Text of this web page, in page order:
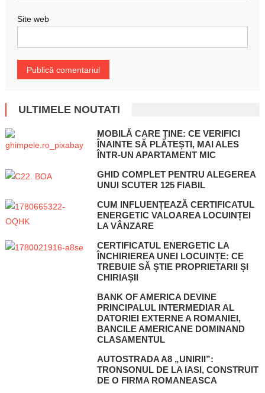
Site web
ULTIMELE NOUTATI
MOBILĂ CARE ȚINE: CE VERIFICI
ÎNAINTE SĂ PLĂTEȘTI, MAI ALES
ÎNTR-UN APARTAMENT MIC
GHID COMPLET PENTRU ALEGEREA
UNUI SCUTER 125 FIABIL
CUM INFLUENȚEAZĂ CERTIFICATUL
ENERGETIC VALOAREA LOCUINȚEI
LA VÂNZARE
CERTIFICATUL ENERGETIC LA
ÎNCHIRIEREA UNEI LOCUINȚE: CE
TREBUIE SĂ ȘTIE PROPRIETARII ȘI
CHIRIAȘII
BANK OF AMERICA DEVINE
PRINCIPALUL INTERMEDIAR AL
DATORIEI EXTERNE A ROMANIEI,
BANCILE AMERICANE DOMINAND
CLASAMENTUL
AUTOSTRADA A8 „UNIRII”:
TRONSONUL DE LA IASI, CONSTRUIT
DE O FIRMA ROMANEASCA